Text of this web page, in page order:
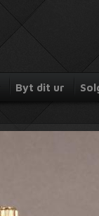
Byt dit ur